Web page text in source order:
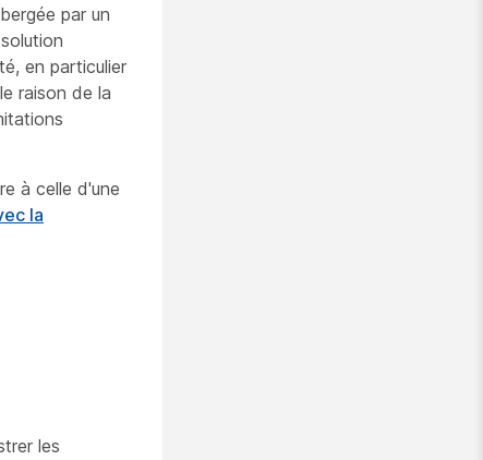
par un
en particulier
raison de la
à celle d'une
la
les